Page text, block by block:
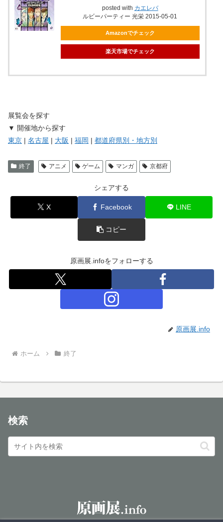
posted with カエレバ
ルビーパーティー 光栄 2015-05-01
Amazonでチェック
楽天市場でチェック
展覧会を探す
▼ 開催地から探す
東京 | 名古屋 | 大阪 | 福岡 | 都道府県別・地方別
終了 アニメ ゲーム マンガ 京都府
シェアする
X Facebook LINE
コピー
原画展.infoをフォローする
原画展.info
ホーム 終了
検索